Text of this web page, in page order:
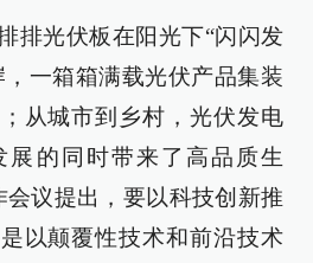
排光伏板在阳光下“闪闪发
一箱箱满载光伏产品集装
从城市到乡村，光伏发电
展的同时带来了高品质生
会议提出，要以科技创新推
以颠覆性技术和前沿技术